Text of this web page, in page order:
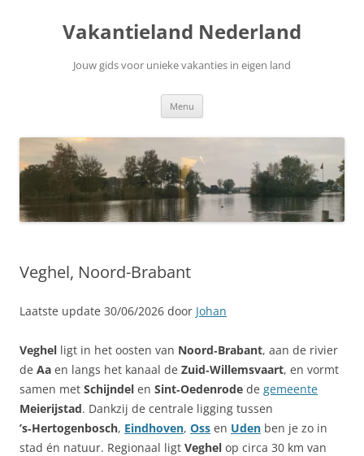
Vakantieland Nederland
Jouw gids voor unieke vakanties in eigen land
Menu
Veghel, Noord-Brabant
Laatste update 30/06/2026 door Johan
Veghel ligt in het oosten van Noord‑Brabant, aan de rivier
de Aa en langs het kanaal de Zuid‑Willemsvaart, en vormt
samen met Schijndel en Sint‑Oedenrode de gemeente
Meierijstad. Dankzij de centrale ligging tussen
’s‑Hertogenbosch, Eindhoven, Oss en Uden ben je zo in
stad én natuur. Regionaal ligt Veghel op circa 30 km van